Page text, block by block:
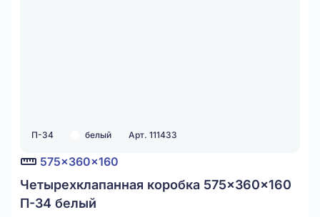
П-34 белый Арт. 111433
575x360x160
Четырехклапанная коробка 575x360x160
П-34 белый